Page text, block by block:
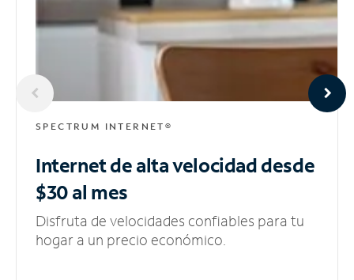
SPECTRUM INTERNET®
Internet de alta velocidaddesde
$30 al mes
Disfruta de velocidades confiables para tu
hogar a un precio económico.